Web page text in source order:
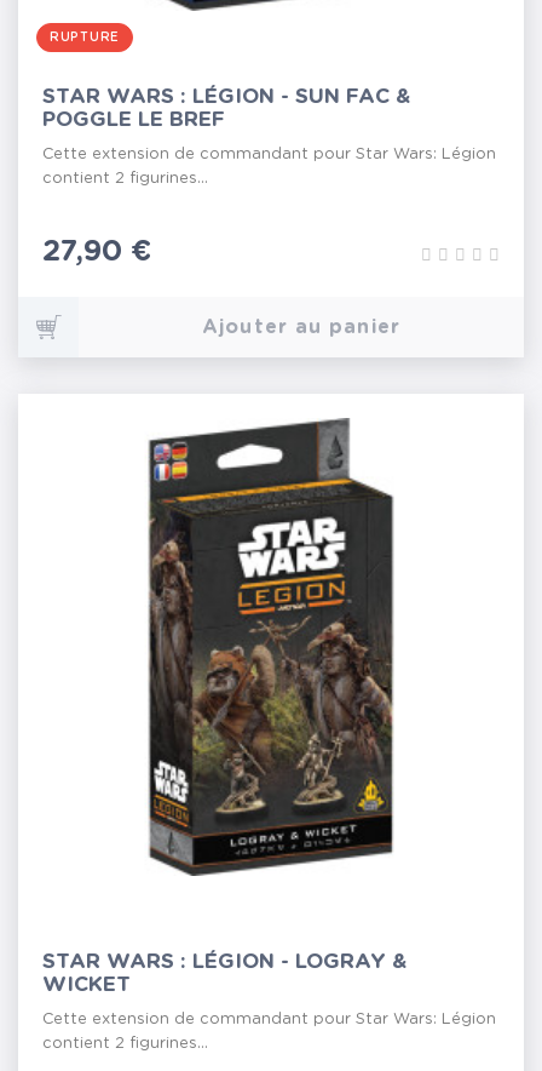
RUPTURE
STAR WARS : LÉGION - SUN FAC &
POGGLE LE BREF
Cette extension de commandant pour Star Wars: Légion
contient 2 figurines...
Prix
27,90 €
Ajouter au panier
STAR WARS : LÉGION - LOGRAY &
WICKET
Cette extension de commandant pour Star Wars: Légion
contient 2 figurines...